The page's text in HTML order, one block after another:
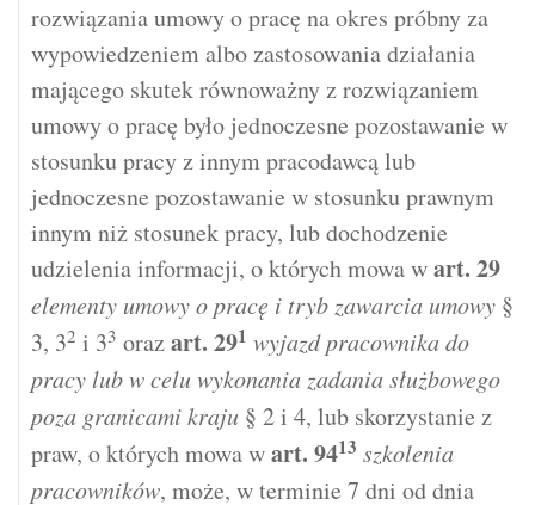
rozwiązania umowy o pracę na okres próbny za
wypowiedzeniem albo zastosowania działania
mającego skutek równoważny z rozwiązaniem
umowy o pracę było jednoczesne pozostawanie w
stosunku pracy z innym pracodawcą lub
jednoczesne pozostawanie w stosunku prawnym
innym niż stosunek pracy, lub dochodzenie
udzielenia informacji, o których mowa wart. 29
elementy umowy o pracę i tryb zawarcia umowy §
3, 32 i 33 orazart. 291 wyjazd pracownika do
pracy lub w celu wykonania zadania służbowego
poza granicami kraju § 2 i 4, lub skorzystanie z
praw, o których mowa wart. 9413 szkolenia
pracowników, może, w terminie 7 dni od dnia